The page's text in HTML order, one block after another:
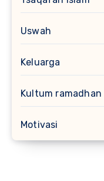
Uswah
Keluarga
Kultum ramadhan
Motivasi